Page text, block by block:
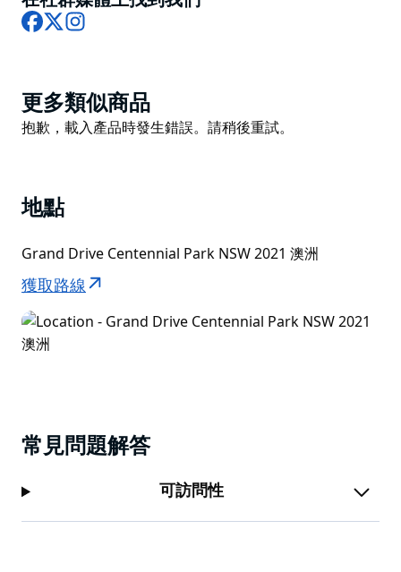
讀該地區的動植物。
於 2016 年開始。社區志願者計劃維護了這個 13,000 平
方米的場地，企業志願者團體也參與了修復工作。
土著人民提供了食物、藥物、資源和知識。快來體驗由
D'harawal 鹹水知識守護者和藝術家 Shannon Foster
體到家庭和成人。
Facebook
X
Product
List
更多類似商品
Product
抱歉，載入產品時發生錯誤。請稍後重試。
地點
Grand Drive Centennial Park NSW 2021 澳洲
獲取路線
常見問題解答
可訪問性